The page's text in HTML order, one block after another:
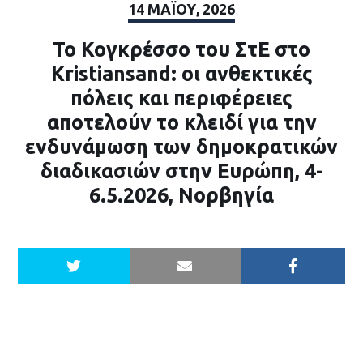
14 ΜΑΪ́ΟΥ, 2026
Το Κογκρέσσο του ΣτΕ στο
Kristiansand: οι ανθεκτικές
πόλεις και περιφέρειες
αποτελούν το κλειδί για την
ενδυνάμωση των δημοκρατικών
διαδικασιών στην Ευρώπη, 4-
6.5.2026, Νορβηγία